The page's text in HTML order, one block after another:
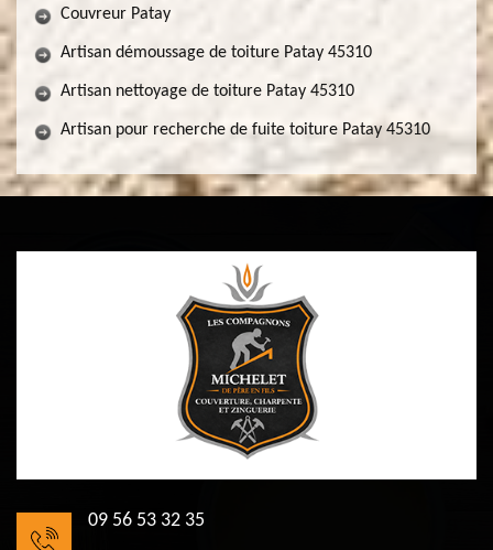
Couvreur Patay
Artisan démoussage de toiture Patay 45310
Artisan nettoyage de toiture Patay 45310
Artisan pour recherche de fuite toiture Patay 45310
09 56 53 32 35